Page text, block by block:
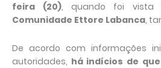
feira (20), quando foi vista
Comunidade Ettore Labanca,
De acordo com informações
autoridades, há indícios de